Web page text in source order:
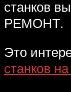
станков
РЕМОНТ.
Это
станков